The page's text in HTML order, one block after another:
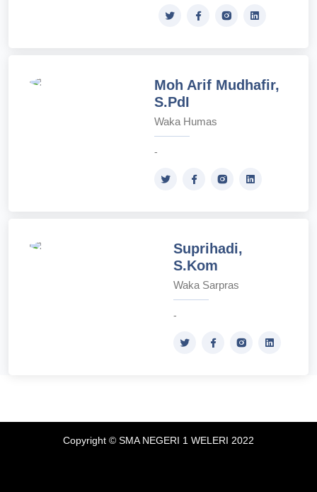
Moh Arif Mudhafir,
S.PdI
Waka Humas
-
Suprihadi,
S.Kom
Waka Sarpras
-
Copyright © SMA NEGERI 1 WELERI 2022